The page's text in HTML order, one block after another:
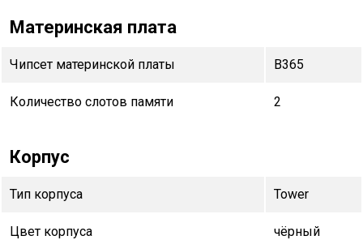
Материнская плата
Чипсет материнской платы B365
Количество слотов памяти 2
Корпус
Тип корпуса Tower
Цвет корпуса чёрный